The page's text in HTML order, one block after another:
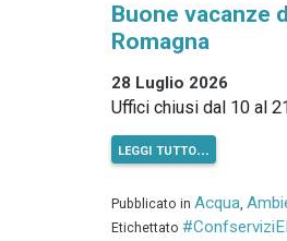
Buone vacanze
Romagna
28 Luglio 2026
Uffici chiusi dal 10 al
leggi tutto…
Pubblicato in Acqua,
Etichettato